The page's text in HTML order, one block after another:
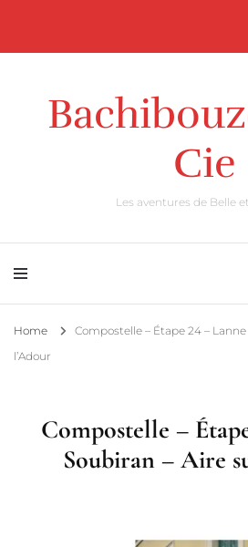
Cie
Les aventures de Belle
Home
Compostelle – Étape 24 –
l’Adour
Compostelle –
Soubiran – Aire